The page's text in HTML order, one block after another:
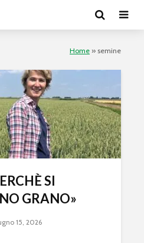
Home » semine
SI
GRANO»
15, 2026